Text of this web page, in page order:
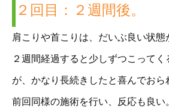
２回目：２週間後。
肩こりや首こりは、だいぶ良い状態
２週間経過すると少しずつこって
が、かなり長続きしたと喜んでおら
前回同様の施術を行い、反応も良い